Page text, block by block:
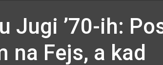
Jugi ’70-ih:
na Fejs, a kad